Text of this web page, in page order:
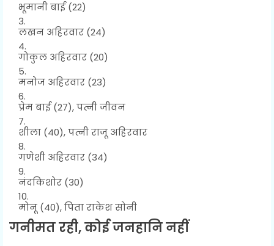
भूमानी बाई (22)
लखन अहिरवार (24)
गोकुल अहिरवार (20)
मनोज अहिरवार (23)
प्रेम बाई (27), पत्नी जीवन
शीला (40), पत्नी राजू अहिरवार
गणेशी अहिरवार (34)
नंदकिशोर (30)
मोनू (40), पिता राकेश सोनी
गनीमत रही, कोई जनहानि नहीं